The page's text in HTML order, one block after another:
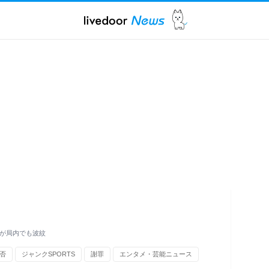
局内でも波紋
ジャンクSPORTS 謝罪 エンタメ・芸能ニュース